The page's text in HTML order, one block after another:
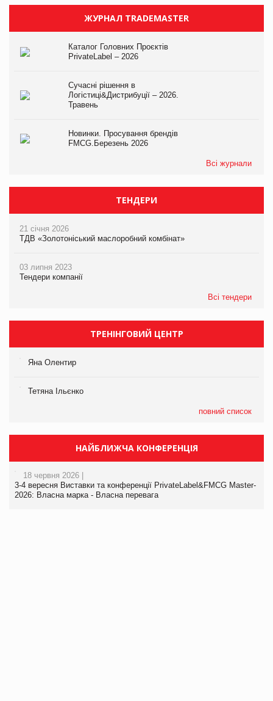
ЖУРНАЛ TRADEMASTER
Каталог Головних Проєктів
PrivateLabel – 2026
Сучасні рішення в
Логістиці&Дистрибуції – 2026.
Травень
Новинки. Просування брендів
FMCG.Березень 2026
Всі журнали
ТЕНДЕРИ
21 січня 2026
ТДВ «Золотоніський маслоробний комбінат»
03 липня 2023
Тендери компанії
Всі тендери
ТРЕНІНГОВИЙ ЦЕНТР
Яна Олентир
Тетяна Ільєнко
повний список
НАЙБЛИЖЧА КОНФЕРЕНЦІЯ
18 червня 2026 |
3-4 вересня Виставки та конференції PrivateLabel&FMCG Master-
2026: Власна марка - Власна перевага